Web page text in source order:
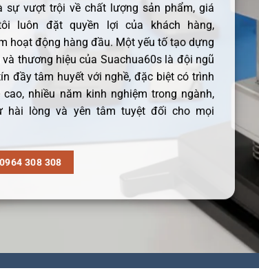
sự vượt trội về chất lượng sản phẩm, giá
luôn đặt quyền lợi của khách hàng,
hoạt động hàng đầu. Một yếu tố tạo dựng
và thương hiệu của Suachua60s là đội ngũ
đầy tâm huyết với nghề, đặc biệt có trình
nhiều năm kinh nghiệm trong ngành,
hài lòng và yên tâm tuyệt đối cho mọi
308 308